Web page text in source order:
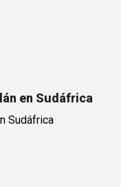
en Sudáfrica